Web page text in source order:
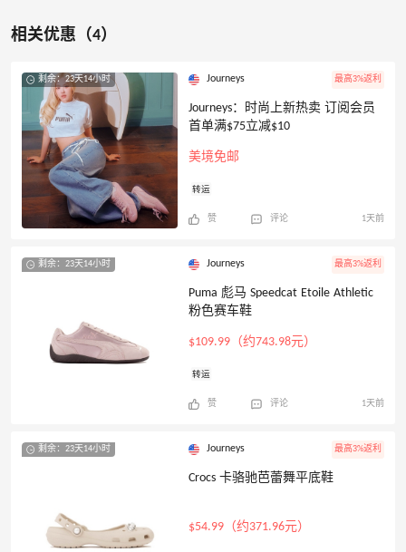
相关优惠（4）
剩余：23天14小时 Journeys 最高3%返利
Journeys：时尚上新热卖 订阅会员
首单满$75立减$10
美境免邮
转运
赞 评论 1天前
剩余：23天14小时 Journeys 最高3%返利
Puma 彪马 Speedcat Etoile Athletic
粉色赛车鞋
$109.99（约743.98元）
转运
赞 评论 1天前
剩余：23天14小时 Journeys 最高3%返利
Crocs 卡骆驰芭蕾舞平底鞋
$54.99（约371.96元）